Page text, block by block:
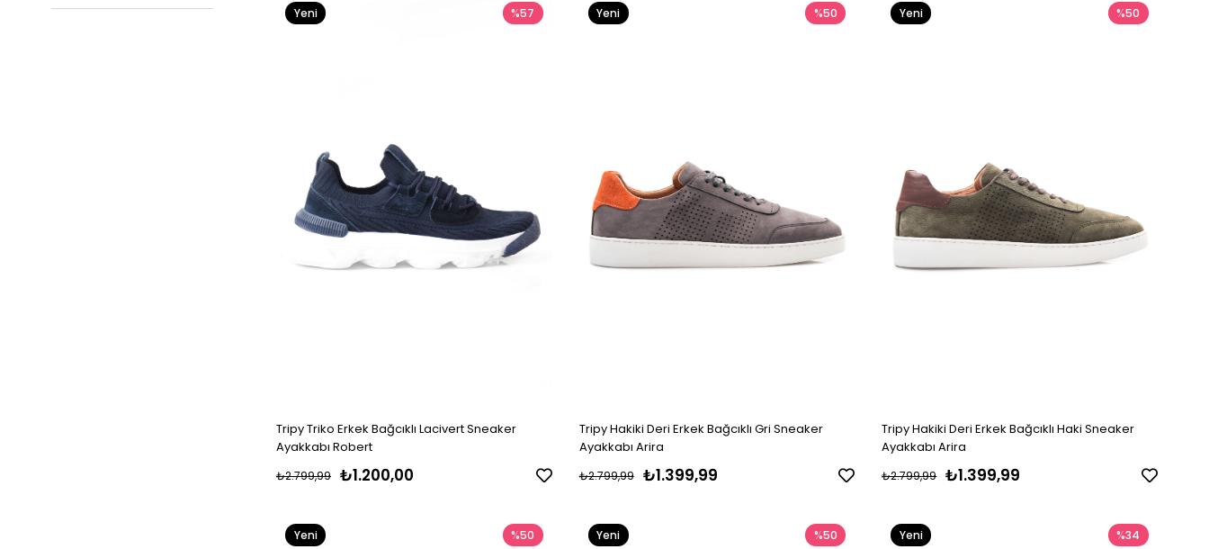
Tripy Triko Erkek Bağcıklı Lacivert Sneaker
Ayakkabı Robert
₺1.200,00
₺2.799,99
%57
Yeni
Tripy Hakiki Deri Erkek Bağcıklı Gri Sneaker
Ayakkabı Arira
₺1.399,99
₺2.799,99
%50
Yeni
Tripy Hakiki Deri Erkek Bağcıklı Haki Sneaker
Ayakkabı Arira
₺1.399,99
₺2.799,99
%50
Yeni
%50
Yeni
%50
Yeni
%34
Yeni